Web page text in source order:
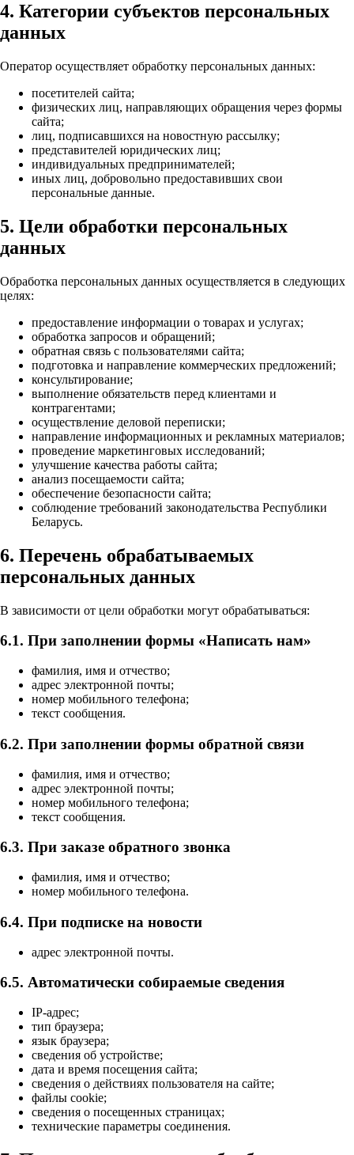
4. Категории субъектов персональных
данных
Оператор осуществляет обработку персональных данных:
посетителей сайта;
физических лиц, направляющих обращения через формы
сайта;
лиц, подписавшихся на новостную рассылку;
представителей юридических лиц;
индивидуальных предпринимателей;
иных лиц, добровольно предоставивших свои
персональные данные.
5. Цели обработки персональных
данных
Обработка персональных данных осуществляется в следующих
целях:
предоставление информации о товарах и услугах;
обработка запросов и обращений;
обратная связь с пользователями сайта;
подготовка и направление коммерческих предложений;
консультирование;
выполнение обязательств перед клиентами и
контрагентами;
осуществление деловой переписки;
направление информационных и рекламных материалов;
проведение маркетинговых исследований;
улучшение качества работы сайта;
анализ посещаемости сайта;
обеспечение безопасности сайта;
соблюдение требований законодательства Республики
Беларусь.
6. Перечень обрабатываемых
персональных данных
В зависимости от цели обработки могут обрабатываться:
6.1. При заполнении формы «Написать нам»
фамилия, имя и отчество;
адрес электронной почты;
номер мобильного телефона;
текст сообщения.
6.2. При заполнении формы обратной связи
фамилия, имя и отчество;
адрес электронной почты;
номер мобильного телефона;
текст сообщения.
6.3. При заказе обратного звонка
фамилия, имя и отчество;
номер мобильного телефона.
6.4. При подписке на новости
адрес электронной почты.
6.5. Автоматически собираемые сведения
IP-адрес;
тип браузера;
язык браузера;
сведения об устройстве;
дата и время посещения сайта;
сведения о действиях пользователя на сайте;
файлы cookie;
сведения о посещенных страницах;
технические параметры соединения.